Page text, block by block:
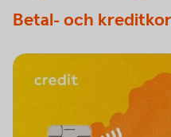
Betal- och